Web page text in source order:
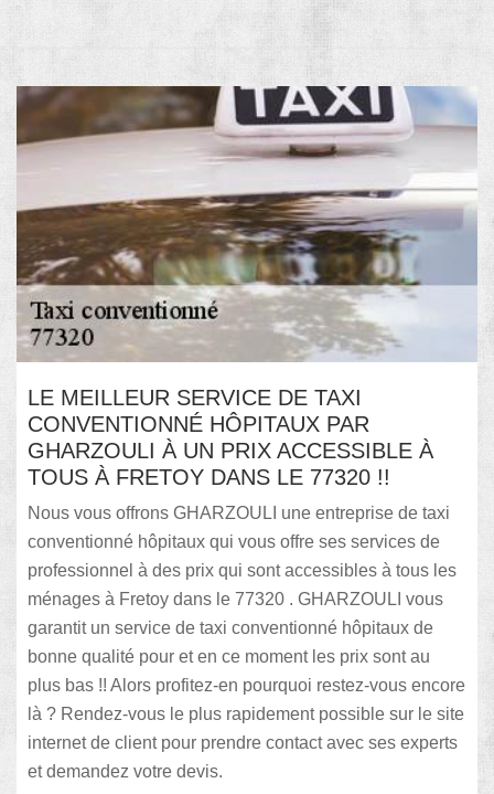
LE MEILLEUR SERVICE DE TAXI
CONVENTIONNÉ HÔPITAUX PAR
GHARZOULI À UN PRIX ACCESSIBLE À
TOUS À FRETOY DANS LE 77320 !!
Nous vous offrons GHARZOULI une entreprise de taxi
conventionné hôpitaux qui vous offre ses services de
professionnel à des prix qui sont accessibles à tous les
ménages à Fretoy dans le 77320 . GHARZOULI vous
garantit un service de taxi conventionné hôpitaux de
bonne qualité pour et en ce moment les prix sont au
plus bas !! Alors profitez-en pourquoi restez-vous encore
là ? Rendez-vous le plus rapidement possible sur le site
internet de client pour prendre contact avec ses experts
et demandez votre devis.